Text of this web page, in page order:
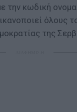
την κωδική
όλους
της